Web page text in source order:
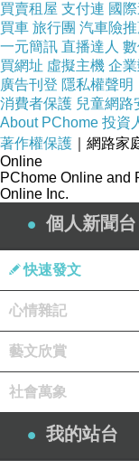
大膽！夏卡爾
畫比起來，夏
麼沈重。藍色
那間欣賞彩繪
下，什麼事情
靜地坐在這間
架夏卡爾曾彩
帶給人的衝擊。
馬地斯美術館
地方（還是
了！）在這裡
︿的。「呦～
用錢！」後來
小姐吵起來，
楚楚大小價錢
錢，她想要退
買賣租屋 支付連 國
買車 旅行團 汽車險
一元簡訊 直播達人
買網址 虛擬主機 企
廣告刊登 隱私權聲明
消費者保護 兒童網路
About PChome 投資
著作權保護 ｜網路家
Online
PChome Online and
Online Inc.
個人新聞台
快速發文
心情雜記
藝文欣賞
社會萬象
我的站台